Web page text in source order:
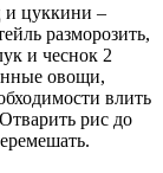
и цуккини –
разморозить,
и чеснок 2
овощи,
влить
рис до